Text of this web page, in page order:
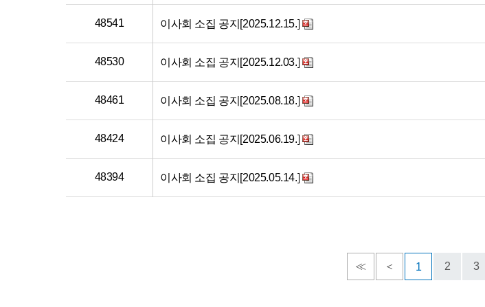
48541 이사회 소집 공지[2025.12.15.]
48530 이사회 소집 공지[2025.12.03.]
48461 이사회 소집 공지[2025.08.18.]
48424 이사회 소집 공지[2025.06.19.]
48394 이사회 소집 공지[2025.05.14.]
≪ ＜ 1 2 3